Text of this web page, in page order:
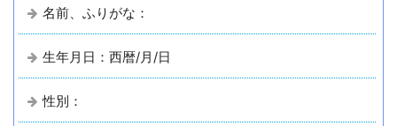
名前、ふりがな：
生年月日：西暦/月/日
性別：